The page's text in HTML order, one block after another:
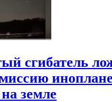
сгибатель
земле